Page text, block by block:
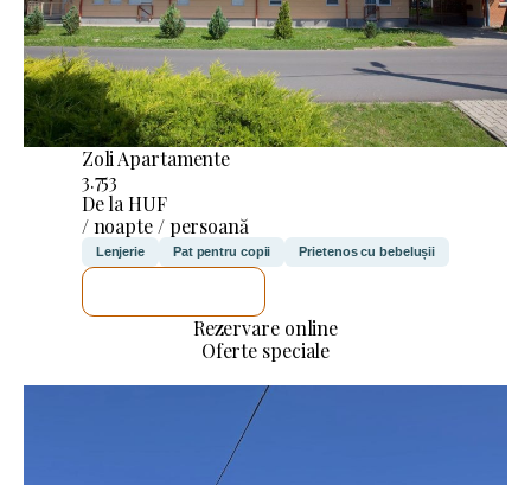
Zoli Apartamente
3.753
De la HUF
/ noapte / persoană
Lenjerie Pat pentru copii Prietenos cu bebelușii
Rezervare online
Oferte speciale